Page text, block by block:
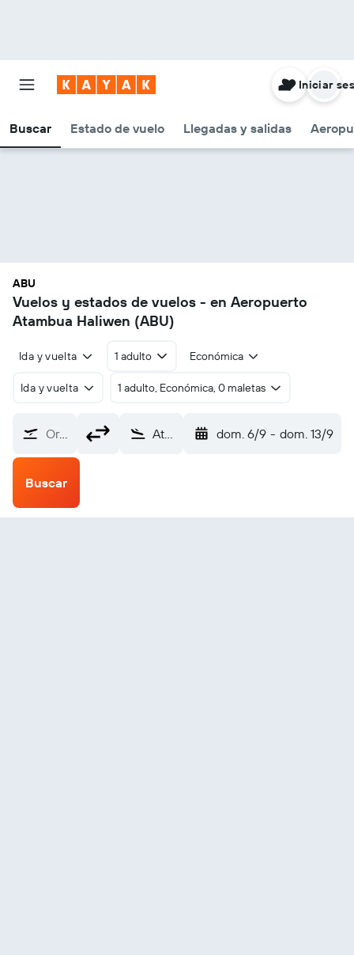
Buscar Estado de vuelo Llegadas y salidas
Iniciar
ABU
Vuelos y estados de vuelos - en Aeropuerto
Atambua Haliwen (ABU)
Ida y vuelta 1 adulto Económica
Ida y vuelta 1 adulto, Económica, 0 maletas
Origen Atambua Haliwen (ABU) dom. 6/9 - dom. 13/9
Buscar